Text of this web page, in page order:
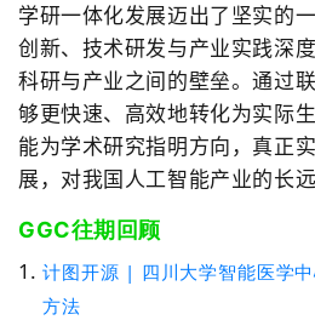
学研一体化发展迈出了坚实的
创新、技术研发与产业实践深
科研与产业之间的壁垒。通过
够更快速、高效地转化为实际
能为学术研究指明方向，真正
展，对我国人工智能产业的长
GGC往期回顾
计图开源 | 四川大学智能医学
方法